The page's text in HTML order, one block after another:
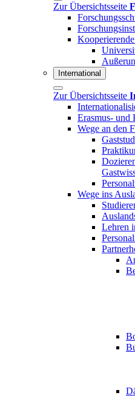
Zur Übersichtsseite
International
Zur Übersichtsseite
Erasmus- und
Wege an den
Wege ins
Lehren